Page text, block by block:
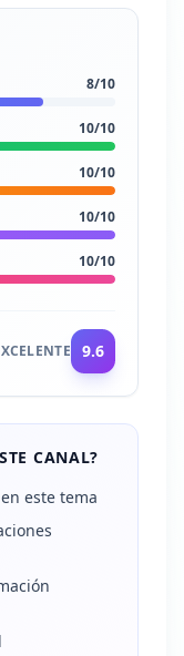
8/10
10/10
10/10
10/10
10/10
9.6
CANAL?
este tema